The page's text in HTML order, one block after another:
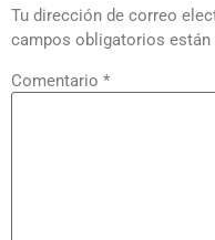
Tu dirección de correo
campos obligatorios
Comentario *